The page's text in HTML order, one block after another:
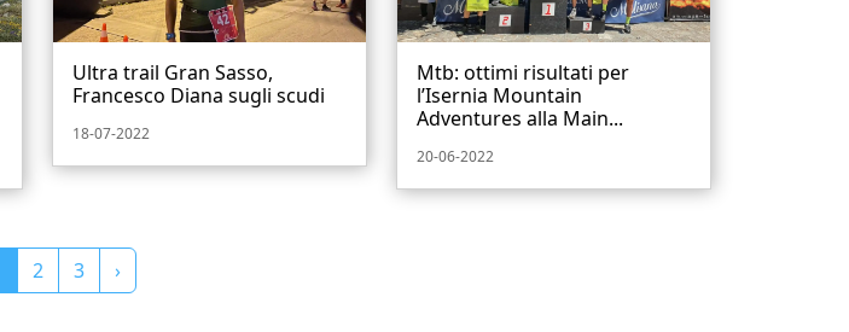
Ultra trail Gran Sasso,
Francesco Diana sugli scudi
18-07-2022
Mtb: ottimi risultati per
l’Isernia Mountain
Adventures alla Main...
20-06-2022
2 3 ›